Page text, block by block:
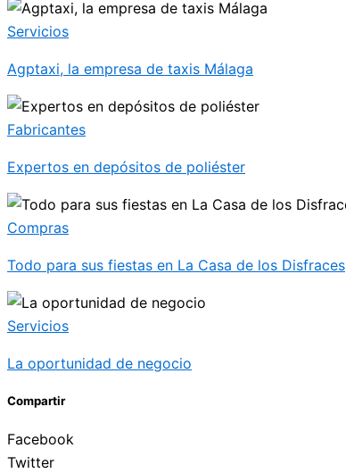
Servicios
Agptaxi, la empresa de taxis Málaga
Fabricantes
Expertos en depósitos de poliéster
Compras
Todo para sus fiestas en La Casa de los Disfraces
Servicios
La oportunidad de negocio
Compartir
Facebook
Twitter